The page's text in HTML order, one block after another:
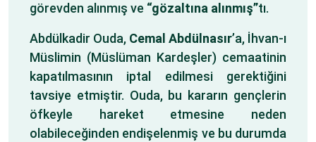
görevden alınmış ve “gözaltına alınmış”tı.
Abdülkadir Ouda, Cemal Abdülnasır’a, İhvan-ı
Müslimin (Müslüman Kardeşler) cemaatinin
kapatılmasının iptal edilmesi gerektiğini
tavsiye etmiştir. Ouda, bu kararın gençlerin
öfkeyle hareket etmesine neden
olabileceğinden endişelenmiş ve bu durumda